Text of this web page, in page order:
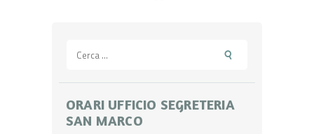
per:
ORARI UFFICIO SEGRETERIA
SAN MARCO